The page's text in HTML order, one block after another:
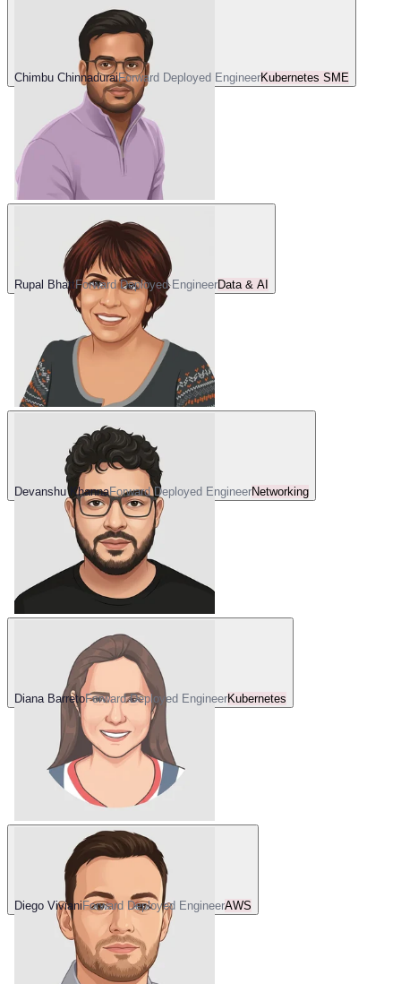
Chimbu ChinnaduraiForward Deployed EngineerKubernetes SME
Rupal BhattForward Deployed EngineerData & AI
Devanshu KhannaForward Deployed EngineerNetworking
Diana BarretoForward Deployed EngineerKubernetes
Diego Viviani Forward Deployed EngineerAWS